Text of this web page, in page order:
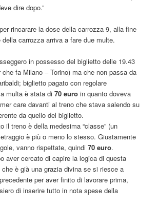
dire dopo.”
rincarare la dose della carrozza 9, alla fine
carrozza arriva a fare due multe.
in possesso del biglietto delle 19.43
fa Milano – Torino) ma che non passa da
biglietto pagato con regolare
multa è stata di70 euro in quanto doveva
care davanti al treno che stava salendo su
da quello del biglietto.
il treno è della medesima “classe” (un
è più o meno lo stesso. Giustamente
vanno rispettate, quindi70 euro.
aver cercato di capire la logica di questa
è già una grazia divina se si riesce a
per aver finito di lavorare prima,
di inserire tutto in nota spese della